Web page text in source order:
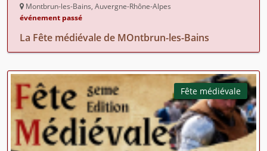
Montbrun-les-Bains, Auvergne-Rhône-Alpes
événement passé
La Fête médiévale de MOntbrun-les-Bains
Fête médiévale